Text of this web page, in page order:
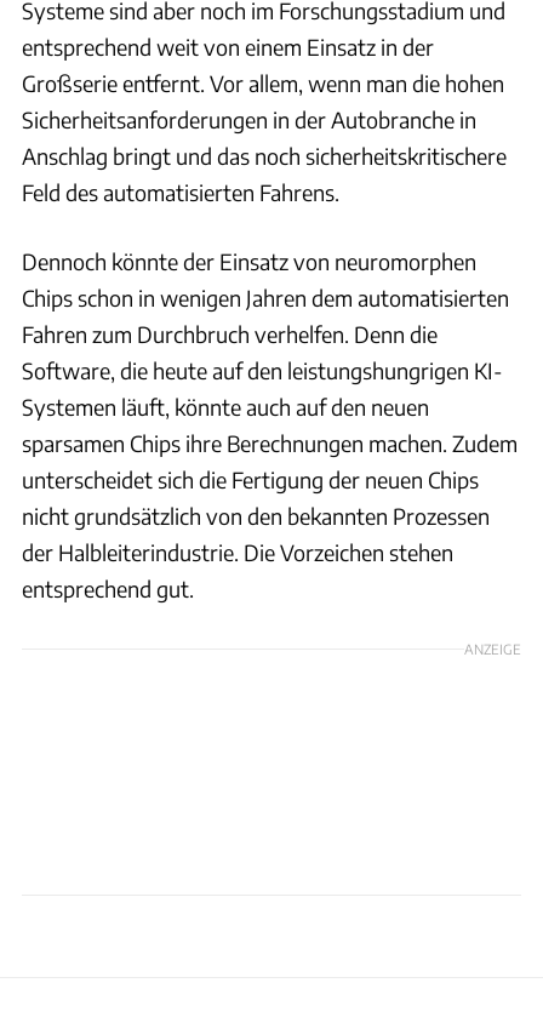
Systeme sind aber noch im Forschungsstadium und
entsprechend weit von einem Einsatz in der
Großserie entfernt. Vor allem, wenn man die hohen
Sicherheitsanforderungen in der Autobranche in
Anschlag bringt und das noch sicherheitskritischere
Feld des automatisierten Fahrens.
Dennoch könnte der Einsatz von neuromorphen
Chips schon in wenigen Jahren dem automatisierten
Fahren zum Durchbruch verhelfen. Denn die
Software, die heute auf den leistungshungrigen KI-
Systemen läuft, könnte auch auf den neuen
sparsamen Chips ihre Berechnungen machen. Zudem
unterscheidet sich die Fertigung der neuen Chips
nicht grundsätzlich von den bekannten Prozessen
der Halbleiterindustrie. Die Vorzeichen stehen
entsprechend gut.
ANZEIGE